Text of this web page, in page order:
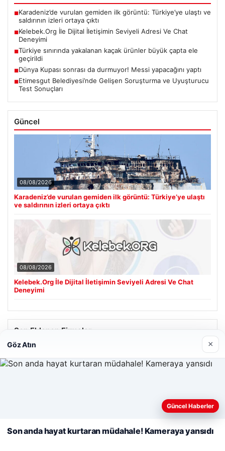
■Karadeniz’de vurulan gemiden ilk görüntü: Türkiye’ye ulaştı ve
saldırının izleri ortaya çıktı
■Kelebek.Org İle Dijital İletişimin Seviyeli Adresi Ve Chat
Deneyimi
■Türkiye sınırında yakalanan kaçak ürünler büyük çapta ele
geçirildi
■Dünya Kupası sonrası da durmuyor! Messi yapacağını yaptı
■Etimesgut Belediyesi’nde Gelişen Soruşturma ve Uyuşturucu
Test Sonuçları
Güncel
08/08/2026
Karadeniz’de vurulan gemiden ilk görüntü: Türkiye’ye ulaştı
ve saldırının izleri ortaya çıktı
08/08/2026
Kelebek.Org İle Dijital İletişimin Seviyeli Adresi Ve Chat
Deneyimi
Son Eklenen Firmalar
06/23/2026
deneyiminizi kişiselleştirmek ve geliştirmek amacıyla çerezler
Reddet Kabul Et
Göz Atın ×
Güncel Haberler
Son anda hayat kurtaran müdahale! Kameraya yansıdı